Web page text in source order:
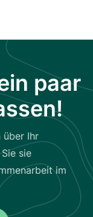
paar
über Ihr
sie
im